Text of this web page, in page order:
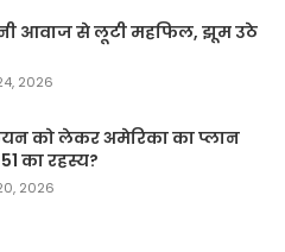
आवाज से लूटी महफिल, झूम उठे
2026
को लेकर अमेरिका का प्लान
का रहस्य?
2026